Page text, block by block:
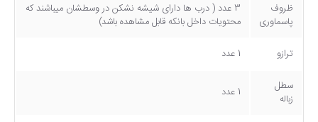
ظروف
پاسماوری
3 عدد ( درب ها دارای شیشه نشکن در وسطشان میباشند که
محتویات داخل بانکه قابل مشاهده باشد)
ترازو 1 عدد
سطل
زباله
1 عدد